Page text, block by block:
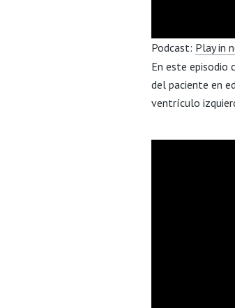
Podcast: Play in
En este episodio
del paciente en
ventrículo